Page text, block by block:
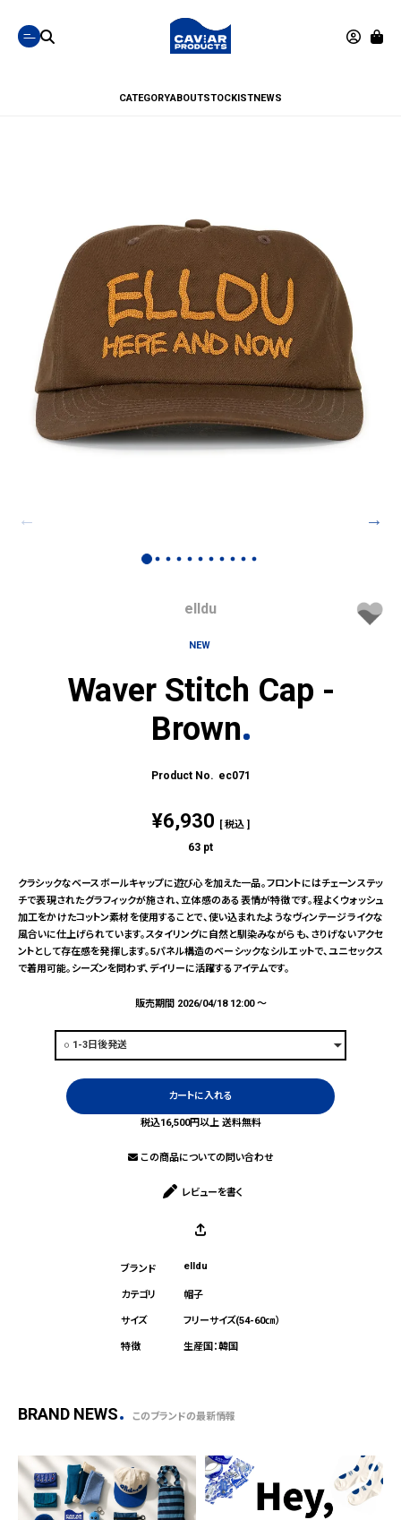
CATEGORYABOUTSTOCKISTNEWS
elldu
NEW
Waver Stitch Cap -
Brown
ec071
¥6,930 税込
63 pt
クラシックなベースボールキャップに遊び心を加えた一品。フロントにはチェーンステッ
チで表現されたグラフィックが施され、立体感のある表情が特徴です。程よくウォッシュ
加工をかけたコットン素材を使用することで、使い込まれたようなヴィンテージライクな
風合いに仕上げられています。スタイリングに自然と馴染みながらも、さりげないアクセ
ントとして存在感を発揮します。5パネル構造のベーシックなシルエットで、ユニセックス
で着用可能。シーズンを問わず、デイリーに活躍するアイテムです。
販売期間 2026/04/18 12:00〜
カートに入れる
税込16,500円以上 送料無料
この商品についての問い合わせ
レビューを書く
elldu
帽子
フリーサイズ(54-60㎝）
生産国：韓国
BRAND NEWS このブランドの最新情報